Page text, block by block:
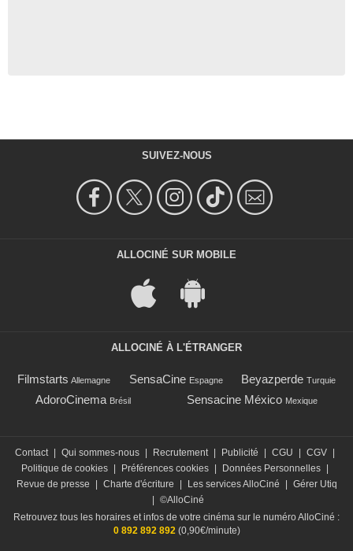
SUIVEZ-NOUS
ALLOCINÉ SUR MOBILE
ALLOCINÉ À L'ÉTRANGER
Filmstarts Allemagne SensaCine Espagne Beyazperde Turquie
AdoroCinema Brésil Sensacine México Mexique
Contact Qui sommes-nous Recrutement Publicité CGU CGV
Politique de cookies
Préférences cookies Données Personnelles
Revue de presse
Charte d'écriture Les services AlloCiné
Gérer Utiq
©AlloCiné
Retrouvez tous les horaires et infos de votre cinéma sur le numéro AlloCiné :
0 892 892 892(0,90€/minute)